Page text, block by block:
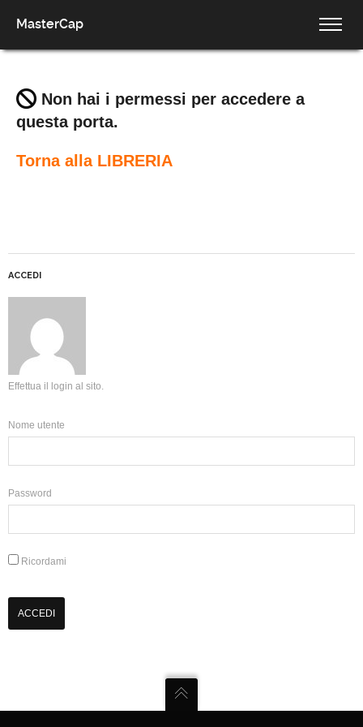
MasterCap
Non hai i permessi per accedere a
questa porta.
Torna alla LIBRERIA
ACCEDI
Effettua il login al sito.
Nome utente
Password
Ricordami